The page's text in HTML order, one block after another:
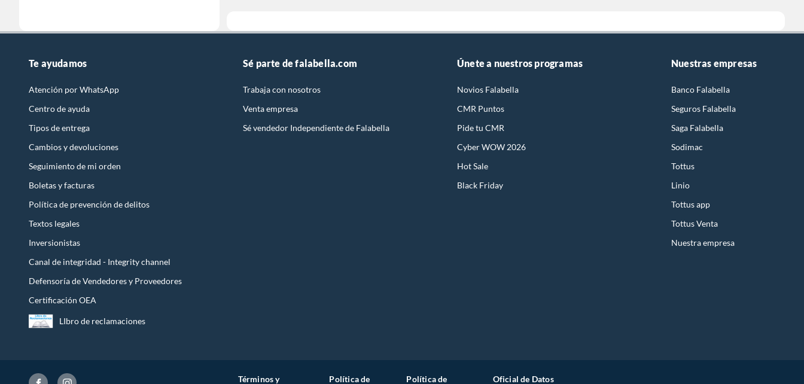
Te ayudamos
Atención por WhatsApp
Centro de ayuda
Tipos de entrega
Cambios y devoluciones
Seguimiento de mi orden
Boletas y facturas
Política de prevención de delitos
Textos legales
Inversionistas
Canal de integridad - Integrity channel
Defensoría de Vendedores y Proveedores
Certificación OEA
LIbro de reclamaciones
Sé parte de falabella.com
Trabaja con nosotros
Venta empresa
Sé vendedor Independiente de Falabella
Únete a nuestros programas
Novios Falabella
CMR Puntos
Pide tu CMR
Cyber WOW 2026
Hot Sale
Black Friday
Nuestras empresas
Banco Falabella
Seguros Falabella
Saga Falabella
Sodimac
Tottus
Linio
Tottus app
Tottus Venta
Nuestra empresa
Términos y Política de Política de Oficial de Datos